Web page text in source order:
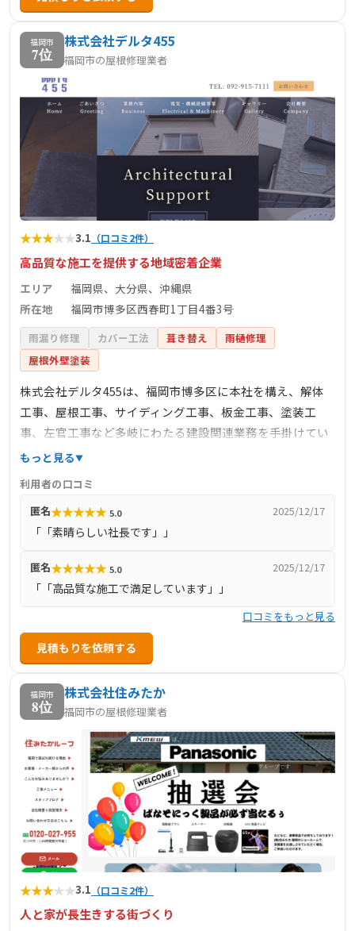
ご要望に応えています。ちょっとしたリフォームから注文
住宅の施工まで、お気軽にご相談ください。
福岡市
7位
株式会社デルタ455
福岡市の屋根修理業者
★★★★★3.1 （口コミ2件）
高品質な施工を提供する地域密着企業
エリア
福岡県、大分県、沖縄県
所在地
福岡市博多区西春町1丁目4番3号
雨漏り修理 カバー工法 葺き替え
雨樋修理
屋根外壁塗装
株式会社デルタ455は、福岡市博多区に本社を構え、解体
工事、屋根工事、サイディング工事、板金工事、塗装工
事、左官工事など多岐にわたる建設関連業務を手掛けてい
ます。特に同質出隅の加工・販売においては、環境に優し
大分県、沖縄県を中心に事業を展開し、地域に密着したサ
ービスを提供しています。
もっと見る
利用者の口コミ
匿名★★★★★ 5.0 2025/12/17
「「素晴らしい社長です」」
匿名★★★★★ 5.0 2025/12/17
「「高品質な施工で満足しています」」
口コミをもっと見る
見積もりを依頼する
福岡市
8位
株式会社住みたか
福岡市の屋根修理業者
★★★★★3.1 （口コミ2件）
人と家が長生きする街づくり